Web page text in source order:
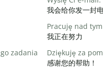
我会给你发一封电
Pracuję nad tym
我正在努力
zadania
Dziękuję za
感谢您的帮助！